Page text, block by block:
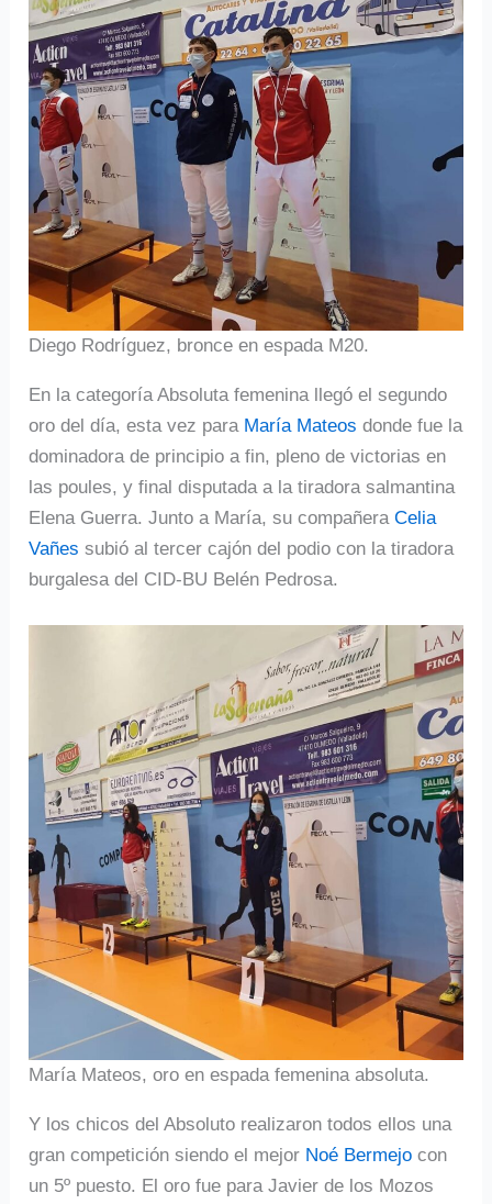
Diego Rodríguez, bronce en espada M20.
En la categoría Absoluta femenina llegó el segundo
oro del día, esta vez para María Mateos donde fue la
dominadora de principio a fin, pleno de victorias en
las poules, y final disputada a la tiradora salmantina
Elena Guerra. Junto a María, su compañeraCelia
Vañes subió al tercer cajón del podio con la tiradora
burgalesa del CID-BU Belén Pedrosa.
María Mateos, oro en espada femenina absoluta.
Y los chicos del Absoluto realizaron todos ellos una
gran competición siendo el mejor Noé Bermejo con
un 5º puesto. El oro fue para Javier de los Mozos